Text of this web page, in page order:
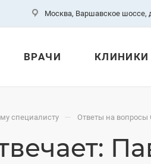
Москва, Варшавское шоссе,
ВРАЧИ КЛИНИКИ
специалисту — Ответы на вопросы